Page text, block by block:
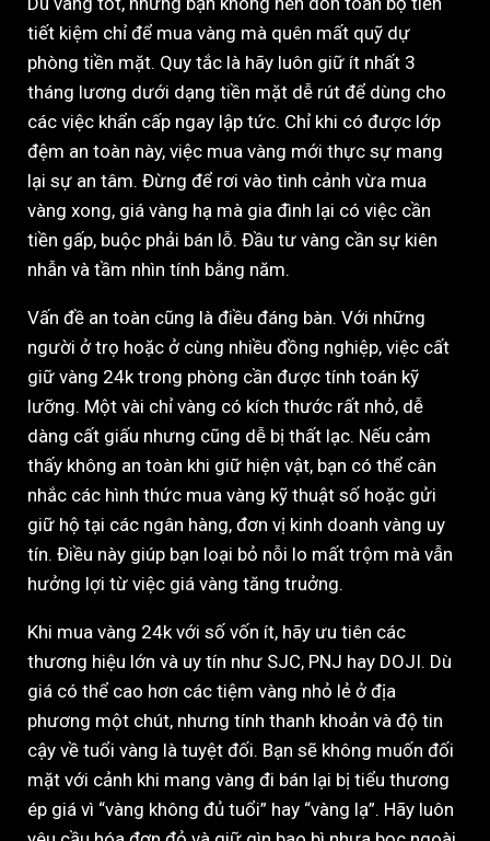
tiết kiệm chỉ để mua vàng mà quên mất quỹ dự
phòng tiền mặt. Quy tắc là hãy luôn giữ ít nhất 3
tháng lương dưới dạng tiền mặt dễ rút để dùng cho
các việc khẩn cấp ngay lập tức. Chỉ khi có được lớp
đệm an toàn này, việc mua vàng mới thực sự mang
lại sự an tâm. Đừng để rơi vào tình cảnh vừa mua
vàng xong, giá vàng hạ mà gia đình lại có việc cần
tiền gấp, buộc phải bán lỗ. Đầu tư vàng cần sự kiên
nhẫn và tầm nhìn tính bằng năm.
Vấn đề an toàn cũng là điều đáng bàn. Với những
người ở trọ hoặc ở cùng nhiều đồng nghiệp, việc cất
giữ vàng 24k trong phòng cần được tính toán kỹ
lưỡng. Một vài chỉ vàng có kích thước rất nhỏ, dễ
dàng cất giấu nhưng cũng dễ bị thất lạc. Nếu cảm
thấy không an toàn khi giữ hiện vật, bạn có thể cân
nhắc các hình thức mua vàng kỹ thuật số hoặc gửi
giữ hộ tại các ngân hàng, đơn vị kinh doanh vàng uy
tín. Điều này giúp bạn loại bỏ nỗi lo mất trộm mà vẫn
hưởng lợi từ việc giá vàng tăng truởng.
Khi mua vàng 24k với số vốn ít, hãy ưu tiên các
thương hiệu lớn và uy tín như SJC, PNJ hay DOJI. Dù
giá có thể cao hơn các tiệm vàng nhỏ lẻ ở địa
phương một chút, nhưng tính thanh khoản và độ tin
cậy về tuổi vàng là tuyệt đối. Bạn sẽ không muốn đối
mặt với cảnh khi mang vàng đi bán lại bị tiểu thương
ép giá vì “vàng không đủ tuổi” hay “vàng lạ”. Hãy luôn